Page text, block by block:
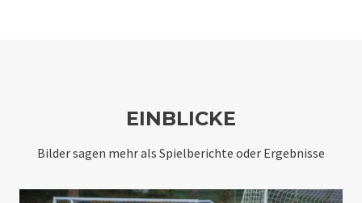
EINBLICKE
Bilder sagen mehr als Spielberichte oder Ergebnisse